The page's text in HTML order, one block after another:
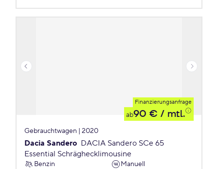
Finanzierungsanfrage
ab90 € / mtl.
Gebrauchtwagen | 2020
Dacia Sandero DACIA Sandero SCe 65
Essential Schräghecklimousine
Benzin
Manuell